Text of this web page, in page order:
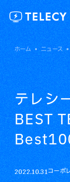
ホーム ニュース
テレシ
BEST
2022.10.31コーポ